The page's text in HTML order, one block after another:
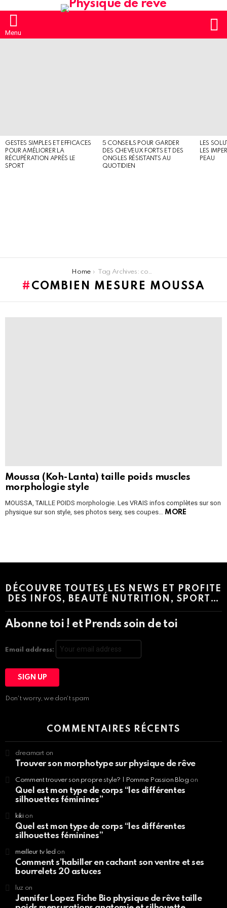
Menu
GESTES SIMPLES ET EFFICACES
POUR AMÉLIORER LA
RÉCUPÉRATION APRÈS LE
SPORT
5 CONSEILS POUR GARDER
DES CHEVEUX FORTS ET DES
ONGLES RÉSISTANTS AU
QUOTIDIEN
LES
LES
PEAU
Home Tag Archives: combien mesure moussa
COMBIEN MESURE MOUSSA
Moussa (Koh-Lanta) taille poids muscles
morphologie style
MOUSSA, TAILLE POIDS morphologie. Les VRAIS infos complètes sur son
physique sur son style, ses photos sexy, ses coupes… MORE
DÉCOUVRE TOUTES LES NEWS ET PROFITE
DES INFOS, BEAUTÉ NUTRITION, SPORT…
Abonne toi ! et Prends soin de toi
Email address:
Don't worry, we don't spam
COMMENTAIRES RÉCENTS
dreamart on
Trouver son morphotype sur physique de rêve
Comment trouver son propre style? | Pomme Passion Blog on
Quel est mon type de corps “les différentes
silhouettes féminines”
kikion
Quel est mon type de corps “les différentes
silhouettes féminines”
meilleur tv led on
Comment s’habiller en cachant son ventre et ses
bourrelets 20 astuces
luzon
Jennifer Lopez Fiche Bio physique de rêve taille